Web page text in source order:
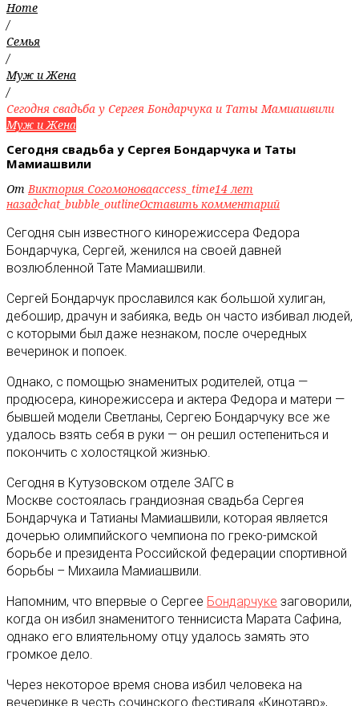
Home
/
Семья
/
Муж и Жена
/
Сегодня свадьба у Сергея Бондарчука и Таты Мамиашвили
Муж и Жена
Сегодня свадьба у Сергея Бондарчука и Таты
Мамиашвили
ОтВиктория Согомоноваaccess_time14 лет
назадchat_bubble_outlineОставить комментарий
Сегодня сын известного кинорежиссера Федора
Бондарчука, Сергей, женился на своей давней
возлюбленной Тате Мамиашвили.
Сергей Бондарчук прославился как большой хулиган,
дебошир, драчун и забияка, ведь он часто избивал людей,
с которыми был даже незнаком, после очередных
вечеринок и попоек.
Однако, с помощью знаменитых родителей, отца —
продюсера, кинорежиссера и актера Федора и матери —
бывшей модели Светланы, Сергею Бондарчуку все же
удалось взять себя в руки — он решил остепениться и
покончить с холостяцкой жизнью.
Сегодня в Кутузовском отделе ЗАГС в
Москве состоялась грандиозная свадьба Сергея
Бондарчука и Татианы Мамиашвили, которая является
дочерью олимпийского чемпиона по греко-римской
борьбе и президента Российской федерации спортивной
борьбы – Михаила Мамиашвили.
Напомним, что впервые о Сергее Бондарчуке заговорили,
когда он избил знаменитого теннисиста Марата Сафина,
однако его влиятельному отцу удалось замять это
громкое дело.
Через некоторое время снова избил человека на
вечеринке в честь сочинского фестиваля «Кинотавр»,